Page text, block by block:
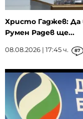
Христо Гаджев:
Румен Радев ще...
08.08.2026 | 17:45 ч. 87